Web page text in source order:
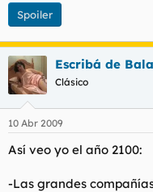
Spoiler
Escribá de
Clásico
10 Abr 2009
Así veo yo el año 2100:
-Las grandes